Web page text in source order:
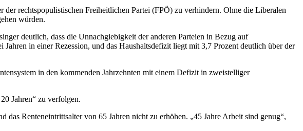
rechtspopulistischen Freiheitlichen Partei (FPÖ) zu verhindern. Ohne die Liberalen
würden.
deutlich, dass die Unnachgiebigkeit der anderen Parteien in Bezug auf
in einer Rezession, und das Haushaltsdefizit liegt mit 3,7 Prozent deutlich über der
in den kommenden Jahrzehnten mit einem Defizit in zweistelliger
Jahren“ zu verfolgen.
Renteneintrittsalter von 65 Jahren nicht zu erhöhen. „45 Jahre Arbeit sind genug“,